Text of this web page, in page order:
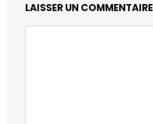
LAISSER UN COMMENTAIRE